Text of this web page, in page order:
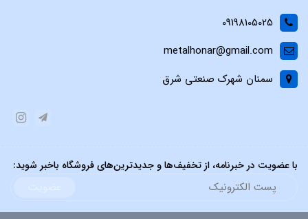
09198105025
metalhonar@gmail.com
سمنان شهرک صنعتی شرق
با عضویت در خبرنامه، از تخفیف‌ها و جدیدترین‌های فروشگاه باخبر شوید: